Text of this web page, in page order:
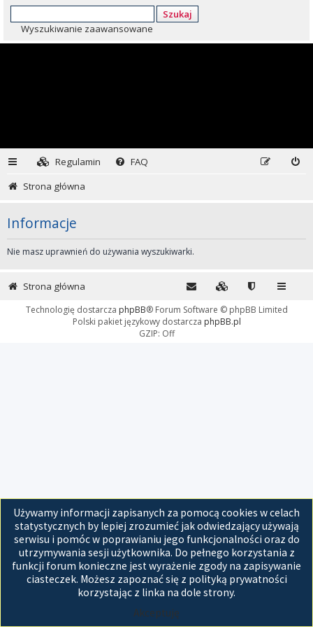
Szukaj
Wyszukiwanie zaawansowane
Regulamin
FAQ
Strona główna
Informacje
Nie masz uprawnień do używania wyszukiwarki.
Używamy informacji zapisanych za pomocą cookies w celach
statystycznych by lepiej zrozumieć jak odwiedzający używają
serwisu i pomóc w poprawianiu jego funkcjonalności oraz do
utrzymywania sesji użytkownika. Do pełnego korzystania z
funkcji forum konieczne jest wyrażenie zgody na zapisywanie
ciasteczek. Możesz zapoznać się z polityką prywatności
korzystając z linka na dole strony.
Akceptuję
Strona główna
Technologię dostarcza phpBB® Forum Software © phpBB Limited
Polski pakiet językowy dostarcza phpBB.pl
GZIP: Off